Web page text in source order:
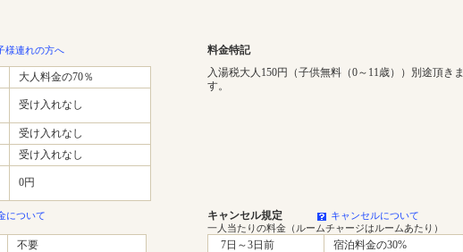
様連れの方へ 料金特記
大人料金の70％
受け入れなし
受け入れなし
受け入れなし
0円
入湯税大人150円（子供無料（0～11歳））別途頂きま
す。
について キャンセル規定
キャンセルについて
一人当たりの料金（ルームチャージはルームあたり）
不要 7日～3日前
宿泊料金の30%